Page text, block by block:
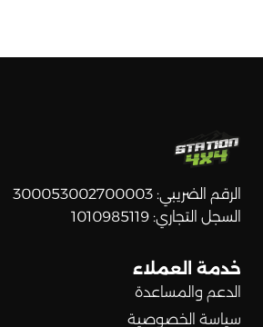
الرقم الضريبي: 300053002700003
السجل التجاري: 1010985119
خدمة العملاء
الدعم والمساعدة
سياسة الخصوصية